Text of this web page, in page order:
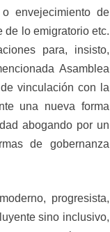
envejecimiento de
de lo emigratorio etc.
para, insisto,
Asamblea
vinculación con la
una nueva forma
abogando por un
de gobernanza
progresista,
sino inclusivo,